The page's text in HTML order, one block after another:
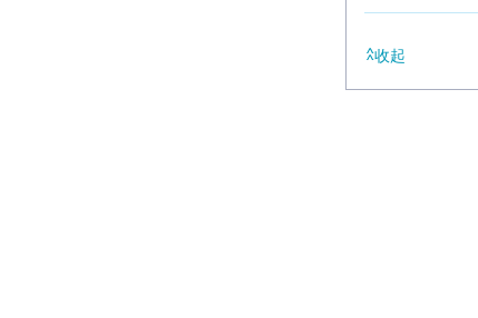
收起